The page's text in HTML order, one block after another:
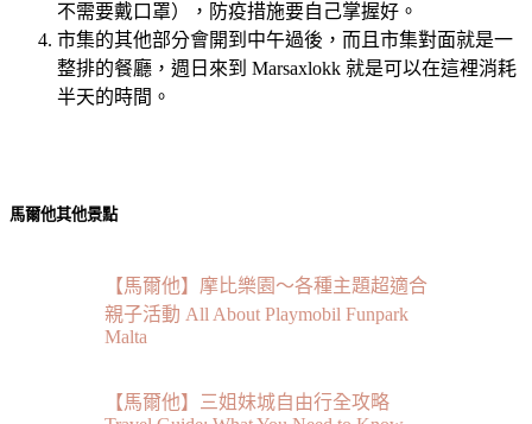
不需要戴口罩），防疫措施要自己掌握好。
市集的其他部分會開到中午過後，而且市集對面就是一
整排的餐廳，週日來到 Marsaxlokk 就是可以在這裡消耗
半天的時間。
馬爾他其他景點
【馬爾他】摩比樂園～各種主題超適合
親子活動 All About Playmobil Funpark
Malta
【馬爾他】三姐妹城自由行全攻略